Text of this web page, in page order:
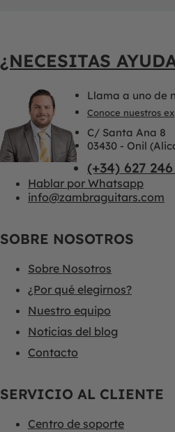
¿NECESITAS
Llama a uno de
Conoce nuestros
C/ Santa Ana 8
03430 - Onil
(+34) 627
Hablar por Whatsapp
info@zambraguitars.com
SOBRE NOSOTROS
Sobre Nosotros
¿Por qué elegirnos?
Nuestro equipo
Noticias del blog
Contacto
SERVICIO AL CLIENTE
Centro de soporte